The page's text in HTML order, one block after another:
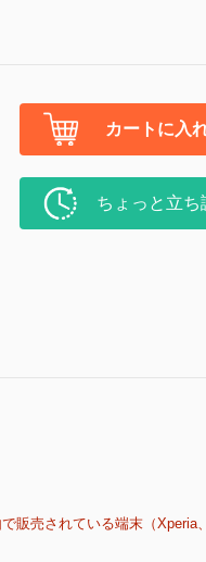
カートに入
ちょっと立ち
販売されている端末（Xperia